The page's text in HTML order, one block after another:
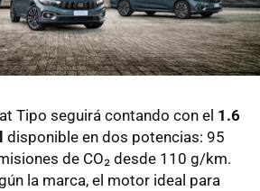
Tipo seguirá contando con el 1.6
disponible en dos potencias: 95
de CO₂ desde 110 g/km.
la marca, el motor ideal para